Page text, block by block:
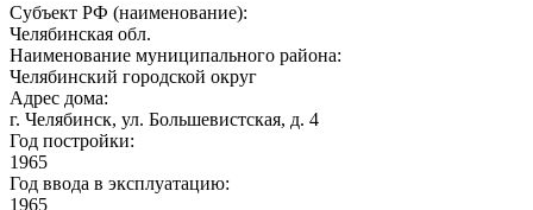
Субъект РФ (наименование):
Челябинская обл.
Наименование муниципального района:
Челябинский городской округ
Адрес дома:
г. Челябинск, ул. Большевистская, д. 4
Год постройки:
1965
Год ввода в эксплуатацию:
1965